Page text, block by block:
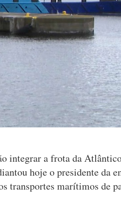
integrar a frota da
hoje o presidente da
transportes marítimos de